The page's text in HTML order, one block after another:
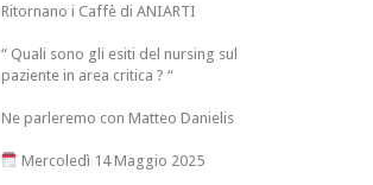
Ritornano i Caffè di ANIARTI
“ Quali sono gli esiti del nursing sul
paziente in area critica ? “
Ne parleremo con Matteo Danielis
Mercoledì 14 Maggio 2025